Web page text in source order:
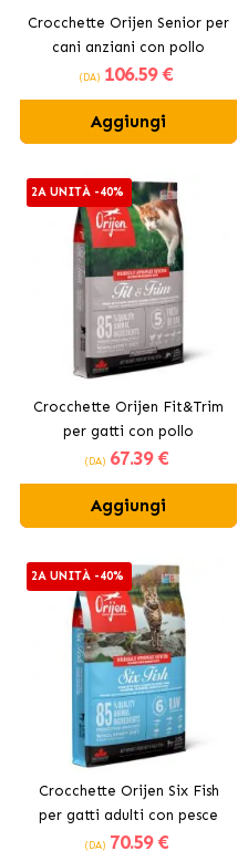
Crocchette Orijen Senior per
cani anziani con pollo
(DA) 106.59 €
Aggiungi
2A UNITÀ -40%
Crocchette Orijen Fit&Trim
per gatti con pollo
(DA) 67.39 €
Aggiungi
2A UNITÀ -40%
Crocchette Orijen Six Fish
per gatti adulti con pesce
(DA) 70.59 €